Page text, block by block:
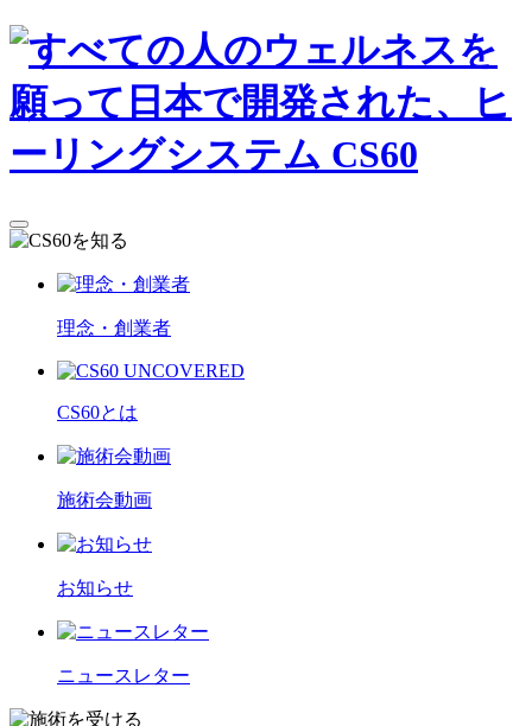
理念・創業者
CS60とは
施術会動画
お知らせ
ニュースレター